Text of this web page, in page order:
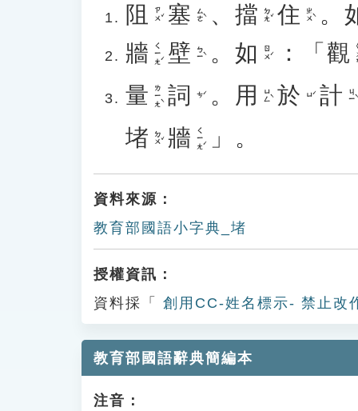
阻 ㄗㄨˇ 塞 ㄙㄜˋ 、 擋 ㄉㄤˇ 住 ㄓㄨˋ 。
牆 ㄑㄧㄤˊ 壁 ㄅㄧˋ 。 如 ㄖㄨˊ ：「 觀
量 ㄌㄧㄤˋ 詞 ㄘˊ 。 用 ㄩㄥˋ 於 ㄩˊ 計 ㄐㄧˋ
堵 ㄉㄨˇ 牆 ㄑㄧㄤˊ 」。
資料來源：
教育部國語小字典_堵
授權資訊：
資料採「
創用CC-姓名標示- 禁止改
教育部國語辭典簡編本
注音：